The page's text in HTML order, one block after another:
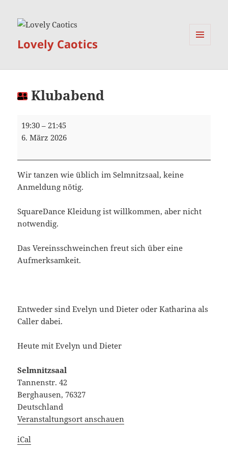
Lovely Caotics
Klubabend
Klubabend
19:30 – 21:45
6. März 2026
Wir tanzen wie üblich im Selmnitzsaal, keine
Anmeldung nötig.
SquareDance Kleidung ist willkommen, aber nicht
notwendig.
Das Vereinsschweinchen freut sich über eine
Aufmerksamkeit.
Entweder sind Evelyn und Dieter oder Katharina als
Caller dabei.
Heute mit Evelyn und Dieter
Selmnitzsaal
Tannenstr. 42
Berghausen, 76327
Deutschland
Veranstaltungsort anschauen
iCal